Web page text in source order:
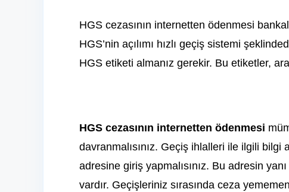
HGS cezasının internetten ödenmesi
HGS’nin açılımı hızlı geçiş sistemi
HGS etiketi almanız gerekir. Bu etiketler,
HGS cezasının internetten ödenmesi
davranmalısınız. Geçiş ihlalleri ile ilgili
adresine giriş yapmalısınız. Bu adresin
vardır. Geçişleriniz sırasında ceza